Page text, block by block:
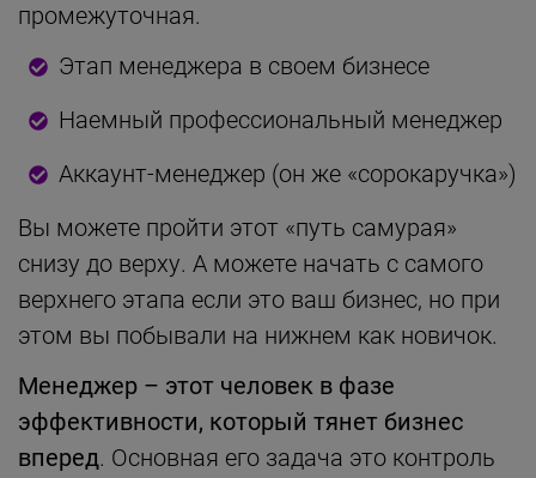
промежуточная.
Этап менеджера в своем бизнесе
Наемный профессиональный менеджер
Аккаунт-менеджер (он же «сорокаручка»)
Вы можете пройти этот «путь самурая»
снизу до верху. А можете начать с самого
верхнего этапа если это ваш бизнес, но при
этом вы побывали на нижнем как новичок.
Менеджер – этот человек в фазе
эффективности, который тянет бизнес
вперед. Основная его задача это контроль